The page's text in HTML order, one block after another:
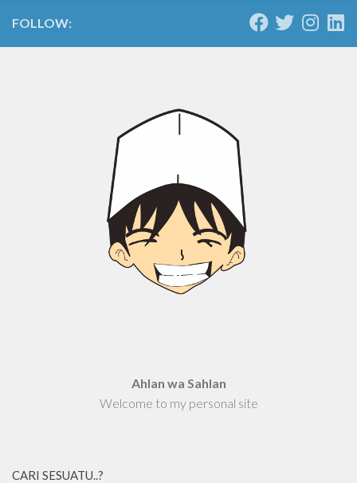
FOLLOW:
Ahlan wa Sahlan
Welcome to my personal site
CARI SESUATU..?